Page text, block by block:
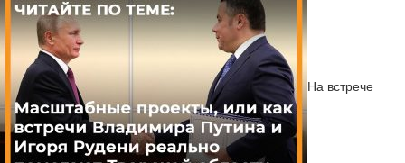
На встрече